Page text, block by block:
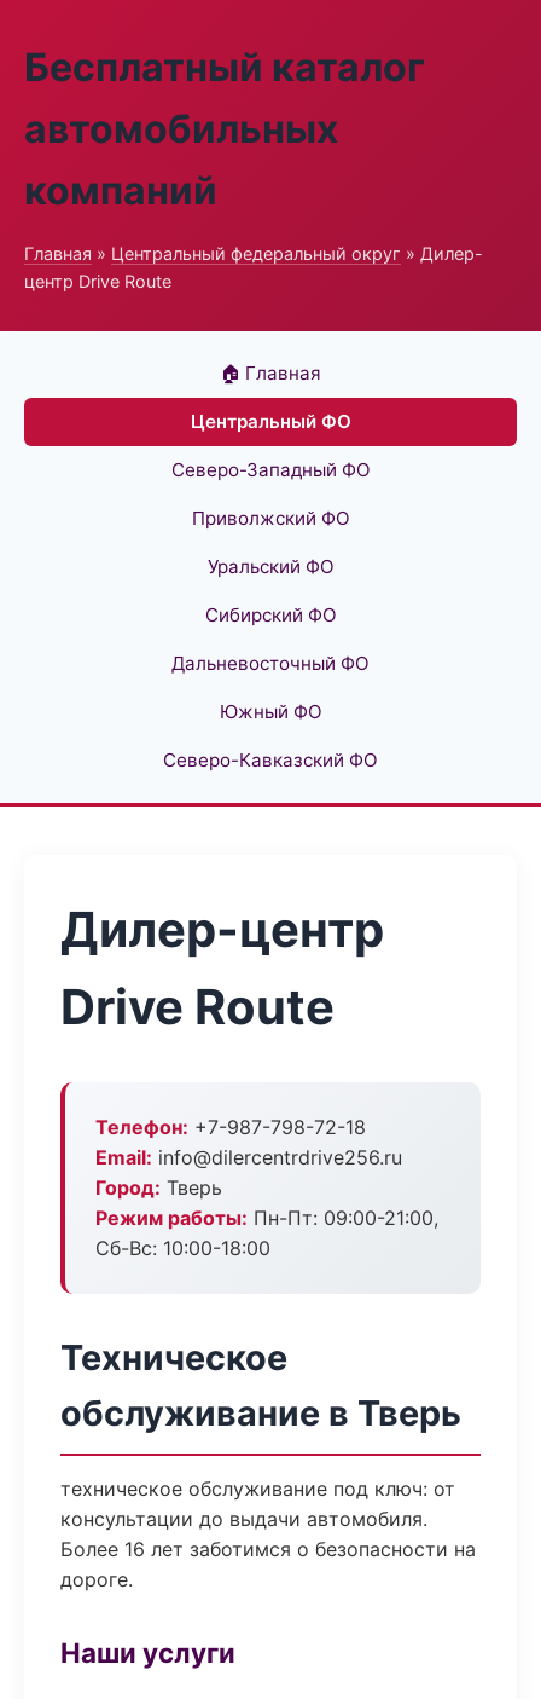
Бесплатный каталог
автомобильных
компаний
Главная » Центральный федеральный округ » Дилер-
центр Drive Route
🏠 Главная
Центральный ФО
Северо-Западный ФО
Приволжский ФО
Уральский ФО
Сибирский ФО
Дальневосточный ФО
Южный ФО
Северо-Кавказский ФО
Дилер-центр
Drive Route
Телефон: +7-987-798-72-18
Email: info@dilercentrdrive256.ru
Город: Тверь
Режим работы: Пн-Пт: 09:00-21:00,
Сб-Вс: 10:00-18:00
Техническое
обслуживание в Тверь
техническое обслуживание под ключ: от
консультации до выдачи автомобиля.
Более 16 лет заботимся о безопасности на
дороге.
Наши услуги